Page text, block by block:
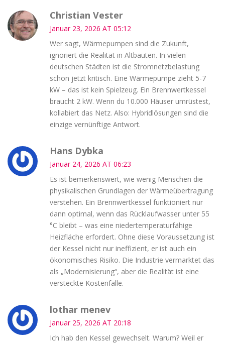
Christian Vester
Januar 23, 2026 AT 05:12
Wer sagt, Wärmepumpen sind die Zukunft,
ignoriert die Realität in Altbauten. In vielen
deutschen Städten ist die Stromnetzbelastung
schon jetzt kritisch. Eine Wärmepumpe zieht 5-7
kW – das ist kein Spielzeug. Ein Brennwertkessel
braucht 2 kW. Wenn du 10.000 Häuser umrüstest,
kollabiert das Netz. Also: Hybridlösungen sind die
einzige vernünftige Antwort.
Hans Dybka
Januar 24, 2026 AT 06:23
Es ist bemerkenswert, wie wenig Menschen die
physikalischen Grundlagen der Wärmeübertragung
verstehen. Ein Brennwertkessel funktioniert nur
dann optimal, wenn das Rücklaufwasser unter 55
°C bleibt – was eine niedertemperaturfähige
Heizfläche erfordert. Ohne diese Voraussetzung ist
der Kessel nicht nur ineffizient, er ist auch ein
ökonomisches Risiko. Die Industrie vermarktet das
als „Modernisierung“, aber die Realität ist eine
versteckte Kostenfalle.
lothar menev
Januar 25, 2026 AT 20:18
Ich hab den Kessel gewechselt. Warum? Weil er